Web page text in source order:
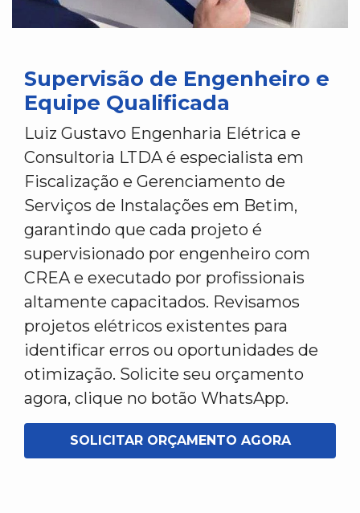
Supervisão de Engenheiro e
Equipe Qualificada
Luiz Gustavo Engenharia Elétrica e
Consultoria LTDA é especialista em
Fiscalização e Gerenciamento de
Serviços de Instalações em Betim,
garantindo que cada projeto é
supervisionado por engenheiro com
CREA e executado por profissionais
altamente capacitados. Revisamos
projetos elétricos existentes para
identificar erros ou oportunidades de
otimização. Solicite seu orçamento
agora, clique no botão WhatsApp.
SOLICITAR ORÇAMENTO AGORA